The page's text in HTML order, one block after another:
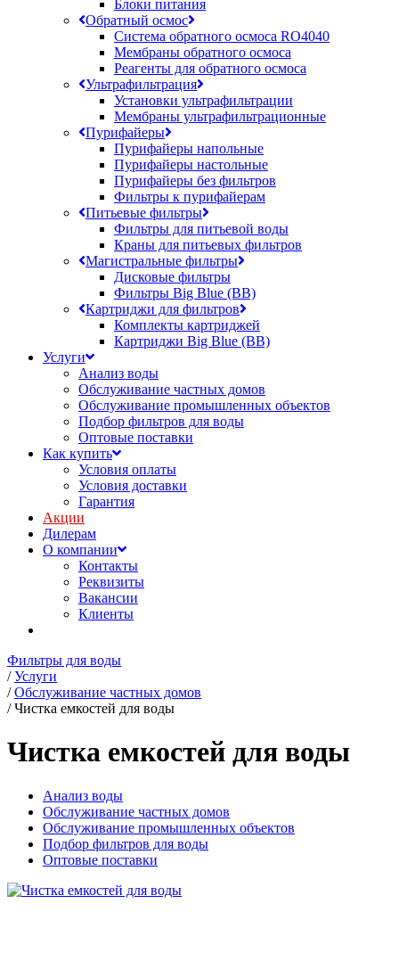
Блоки питания
Обратный осмос
Система обратного осмоса RO4040
Мембраны обратного осмоса
Реагенты для обратного осмоса
Ультрафильтрация
Установки ультрафильтрации
Мембраны ультрафильтрационные
Пурифайеры
Пурифайеры напольные
Пурифайеры настольные
Пурифайеры без фильтров
Фильтры к пурифайерам
Питьевые фильтры
Фильтры для питьевой воды
Краны для питьевых фильтров
Магистральные фильтры
Дисковые фильтры
Фильтры Big Blue (BB)
Картриджи для фильтров
Комплекты картриджей
Картриджи Big Blue (BB)
Услуги
Анализ воды
Обслуживание частных домов
Обслуживание промышленных объектов
Подбор фильтров для воды
Оптовые поставки
Как купить
Условия оплаты
Условия доставки
Гарантия
Акции
Дилерам
О компании
Контакты
Реквизиты
Вакансии
Клиенты
Фильтры для воды
/ Услуги
/ Обслуживание частных домов
/ Чистка емкостей для воды
Чистка емкостей для воды
Анализ воды
Обслуживание частных домов
Обслуживание промышленных объектов
Подбор фильтров для воды
Оптовые поставки